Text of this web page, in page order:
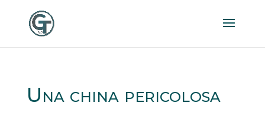
Una china pericolosa